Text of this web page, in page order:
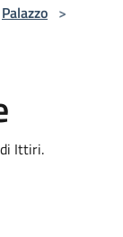
Palazzo >
Ittiri.